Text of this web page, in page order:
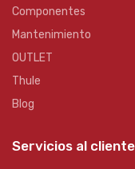
Componentes
Mantenimiento
OUTLET
Thule
Blog
Servicios al cliente